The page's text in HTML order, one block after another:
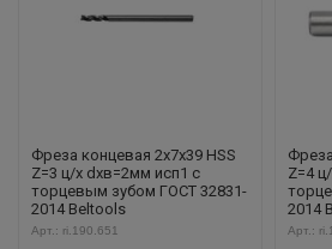
Фреза концевая 2х7х39 HSS
Z=3 ц/х dхв=2мм исп1 с
торцевым зубом ГОСТ 32831-
2014 Beltools
Арт.: ri.190.651
Z=4
2014
Арт.: